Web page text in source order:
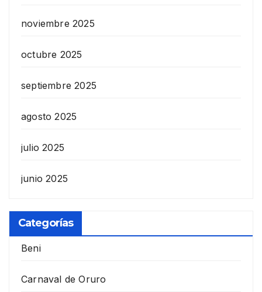
noviembre 2025
octubre 2025
septiembre 2025
agosto 2025
julio 2025
junio 2025
Categorías
Beni
Carnaval de Oruro